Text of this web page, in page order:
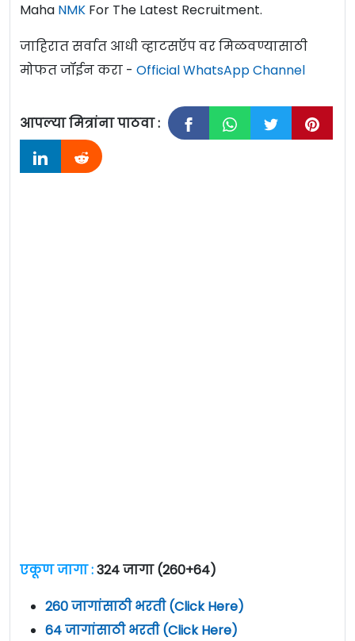
Maha NMK For The Latest Recruitment.
जाहिरात सर्वात आधी व्हाटसऍप वर मिळवण्यासाठी
मोफत जॉईन करा - Official WhatsApp Channel
आपल्या मित्रांना पाठवा :
एकूण जागा :324 जागा (260+64)
260 जागांसाठी भरती (Click Here)
64 जागांसाठी भरती (Click Here)